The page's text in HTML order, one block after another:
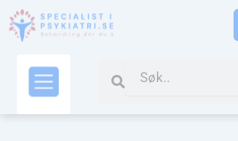
Skip
to
Search